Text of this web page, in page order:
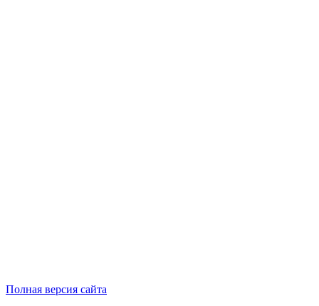
Полная версия сайта